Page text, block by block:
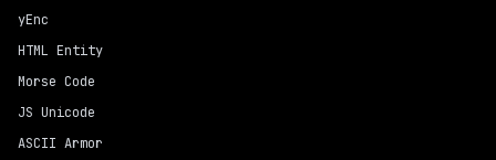
yEnc
HTML Entity
Morse Code
JS Unicode
ASCII Armor